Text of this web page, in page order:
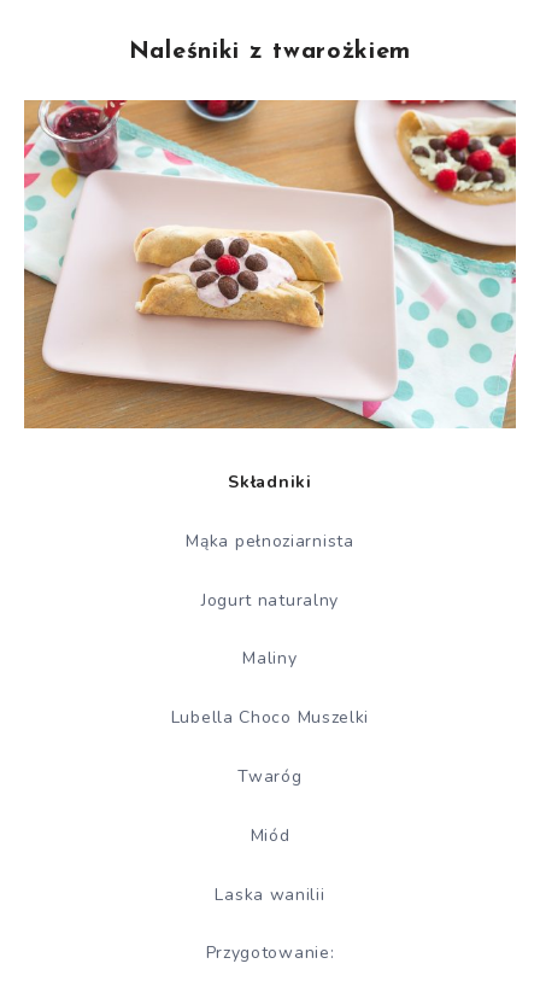
Naleśniki z twarożkiem
Składniki
Mąka pełnoziarnista
Jogurt naturalny
Maliny
Lubella Choco Muszelki
Twaróg
Miód
Laska wanilii
Przygotowanie: